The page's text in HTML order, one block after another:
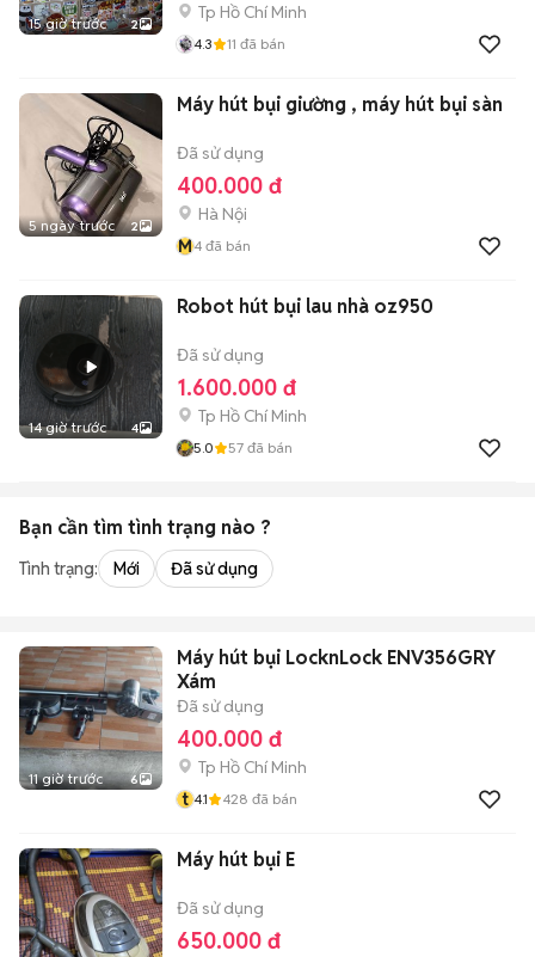
15 giờ trước 2
Tp Hồ Chí Minh
4.3 11 đã bán
5 ngày trước 2
Máy hút bụi giường , máy hút bụi sàn
Đã sử dụng
400.000 đ
Hà Nội
M4 đã bán
14 giờ trước 4
Robot hút bụi lau nhà oz950
Đã sử dụng
1.600.000 đ
Tp Hồ Chí Minh
5.0 57 đã bán
Bạn cần tìm tình trạng nào ?
Tình trạng: Mới Đã sử dụng
11 giờ trước 6
Máy hút bụi LocknLock ENV356GRY
Xám
Đã sử dụng
400.000 đ
Tp Hồ Chí Minh
t 4.1 428 đã bán
Máy hút bụi E
Đã sử dụng
650.000 đ